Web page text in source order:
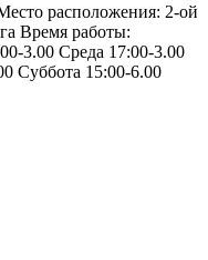
расположения: 2-ой
Время работы:
3.00 Среда 17:00-3.00
Суббота 15:00-6.00